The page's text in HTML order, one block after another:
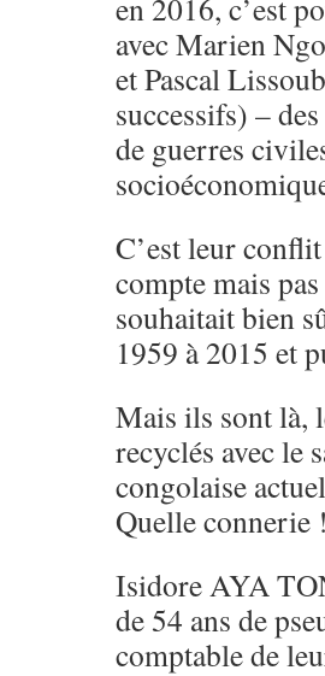
en 2016, c’est
avec Marien
et Pascal
successifs) –
de guerres
C’est leur
compte mais
souhaitait bien
1959 à 2015 et
Mais ils sont là,
recyclés avec le
congolaise
Quelle
Isidore AYA
de 54 ans de
comptable de